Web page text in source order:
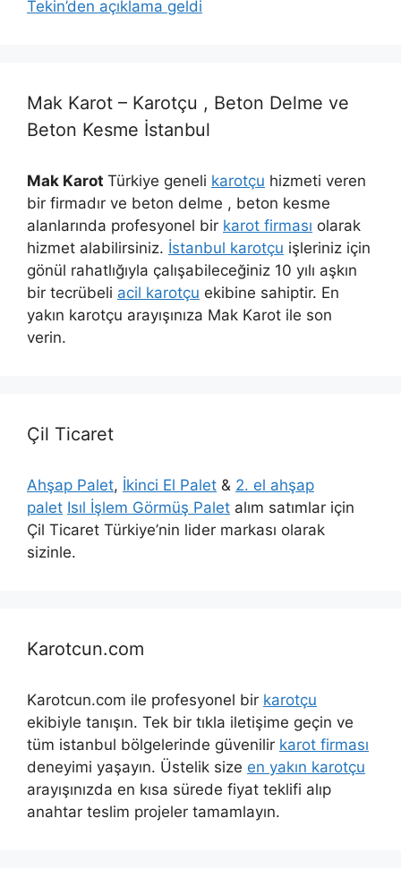
Tekin’den açıklama geldi
Mak Karot – Karotçu , Beton Delme ve
Beton Kesme İstanbul
Mak Karot Türkiye geneli karotçu hizmeti veren
bir firmadır ve beton delme , beton kesme
alanlarında profesyonel bir karot firması olarak
hizmet alabilirsiniz. İstanbul karotçu işleriniz için
gönül rahatlığıyla çalışabileceğiniz 10 yılı aşkın
bir tecrübeli acil karotçu ekibine sahiptir. En
yakın karotçu arayışınıza Mak Karot ile son
verin.
Çil Ticaret
Ahşap Palet, İkinci El Palet & 2. el ahşap
palet Isıl İşlem Görmüş Palet alım satımlar için
Çil Ticaret Türkiye’nin lider markası olarak
sizinle.
Karotcun.com
Karotcun.com ile profesyonel bir karotçu
ekibiyle tanışın. Tek bir tıkla iletişime geçin ve
tüm istanbul bölgelerinde güvenilir karot firması
deneyimi yaşayın. Üstelik size en yakın karotçu
arayışınızda en kısa sürede fiyat teklifi alıp
anahtar teslim projeler tamamlayın.